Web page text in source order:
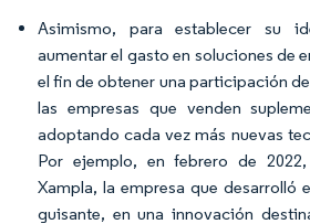
Asimismo, para establecer su
aumentar el gasto en soluciones de
el fin de obtener una participación
las empresas que venden
adoptando cada vez más nuevas
Por ejemplo, en febrero de
Xampla, la empresa que desarrolló
guisante, en una innovación